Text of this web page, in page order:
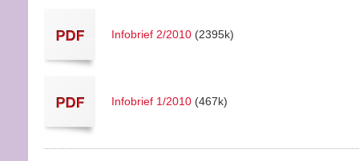
Infobrief 2/2010 (2395k)
Infobrief 1/2010 (467k)